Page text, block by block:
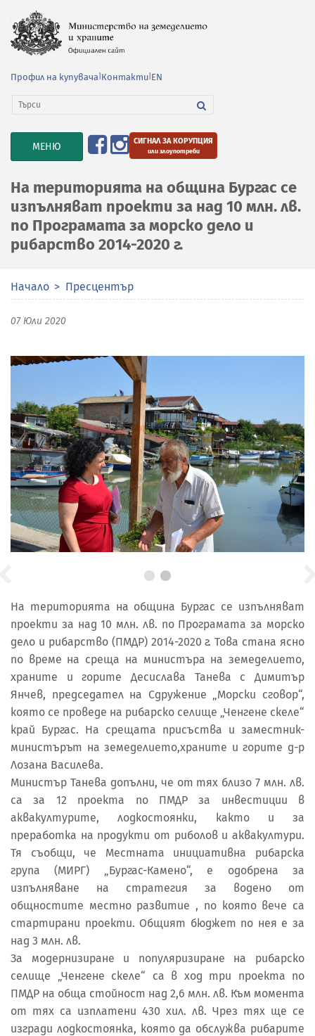
Профил на купувача Контакти EN
TOGGLE
NAVIGATION
МЕНЮ СИГНАЛ ЗА КОРУПЦИЯ
или злоупотреби
На територията на община Бургас се
изпълняват проекти за над 10 млн. лв.
по Програмата за морско дело и
рибарство 2014-2020 г.
Начало Пресцентър
07 Юли 2020
На територията на община Бургас се изпълняват
проекти за над 10 млн. лв. по Програмата за морско
дело и рибарство (ПМДР) 2014-2020 г. Това стана ясно
по време на среща на министъра на земеделието,
храните и горите Десислава Танева с Димитър
Янчев, председател на Сдружение „Морски сговор“,
която се проведе на рибарско селище „Ченгене скеле“
край Бургас. На срещата присъства и заместник-
министърът на земеделието,храните и горите д-р
Лозана Василева.
Министър Танева допълни, че от тях близо 7 млн. лв.
са за 12 проекта по ПМДР за инвестиции в
аквакултурите, лодкостоянки, както и за
преработка на продукти от риболов и аквакултури.
Тя съобщи, че Местната инициативна рибарска
група (МИРГ) „Бургас-Камено“, е одобрена за
изпълняване на стратегия за водено от
общностите местно развитие , по която вече са
стартирани проекти. Общият бюджет по нея е за
над 3 млн. лв.
За модернизиране и популяризиране на рибарско
селище „Ченгене скеле“ са в ход три проекта по
ПМДР на обща стойност над 2,6 млн. лв. Към момента
от тях са изплатени 430 хил. лв. Чрез тях ще се
изгради лодкостоянка, която да обслужва рибарите